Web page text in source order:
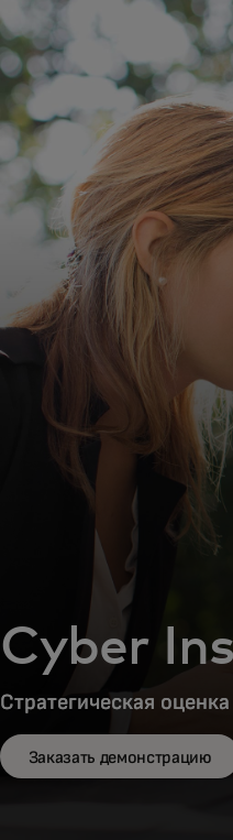
Для вас
Для бизнеса
Для всего мира
Для новаторов
Новости и тренды
Cyber
Стратегическая
Заказать демонстрацию